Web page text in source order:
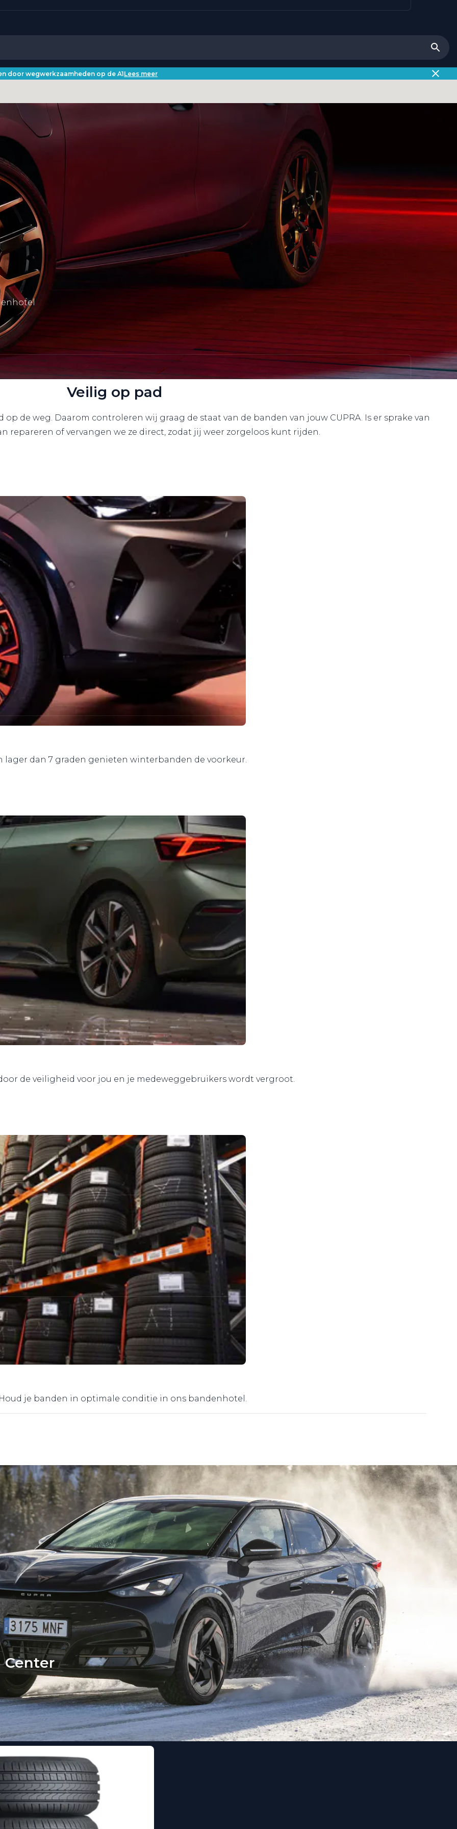
door wegwerkzaamheden op de A1Lees meer
Veilig op pad
de weg. Daarom controleren wij graag de staat van de banden van jouw CUPRA. Is er sprake van
repareren of vervangen we ze direct, zodat jij weer zorgeloos kunt rijden.
dan 7 graden genieten winterbanden de voorkeur.
de veiligheid voor jou en je medeweggebruikers wordt vergroot.
je banden in optimale conditie in ons bandenhotel.
Center